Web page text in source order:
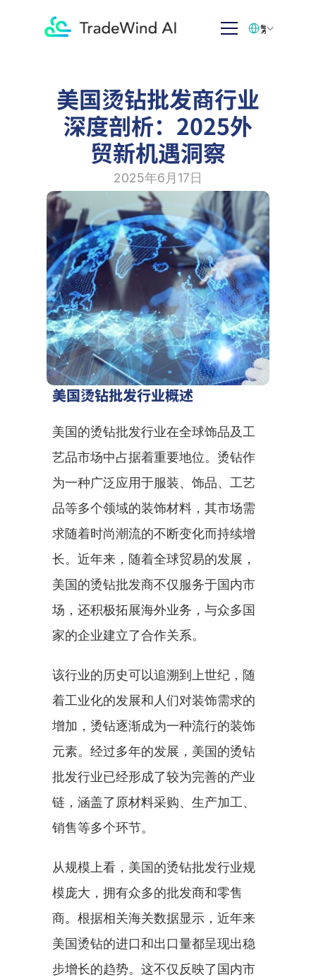
美国烫钻批发商行业
深度剖析：2025外
贸新机遇洞察
2025年6月17日
美国烫钻批发行业概述
美国的烫钻批发行业在全球饰品及工
艺品市场中占据着重要地位。烫钻作
为一种广泛应用于服装、饰品、工艺
品等多个领域的装饰材料，其市场需
求随着时尚潮流的不断变化而持续增
长。近年来，随着全球贸易的发展，
美国的烫钻批发商不仅服务于国内市
场，还积极拓展海外业务，与众多国
家的企业建立了合作关系。
该行业的历史可以追溯到上世纪，随
着工业化的发展和人们对装饰需求的
增加，烫钻逐渐成为一种流行的装饰
元素。经过多年的发展，美国的烫钻
批发行业已经形成了较为完善的产业
链，涵盖了原材料采购、生产加工、
销售等多个环节。
从规模上看，美国的烫钻批发行业规
模庞大，拥有众多的批发商和零售
商。根据相关海关数据显示，近年来
美国烫钻的进口和出口量都呈现出稳
步增长的趋势。这不仅反映了国内市
繁体中文